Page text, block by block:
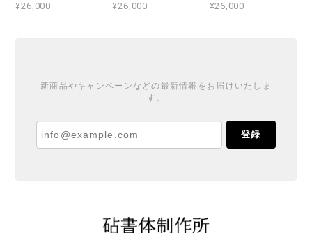
¥26,000 ¥26,000 ¥26,000
新商品やキャンペーンなどの最新情報をお届けいたしま
す。
登録